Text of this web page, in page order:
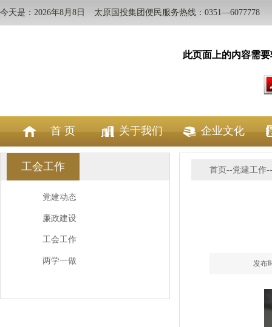
今天是：2026年8月8日 太原国投集团便民服务热线：0351—6077778
此页面上的内容需
首 页 关于我们 企业文化
工会工作
党建动态
廉政建设
工会工作
两学一做
首页--党建工作
发布